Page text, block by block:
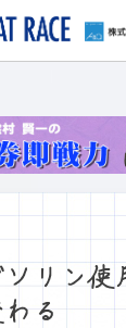
ソリン使
る